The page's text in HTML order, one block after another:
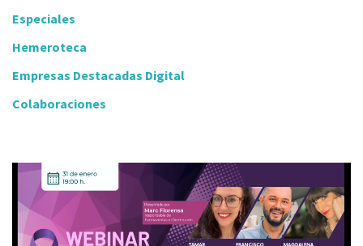
Especiales
Hemeroteca
Empresas Destacadas Digital
Colaboraciones
Video
Player